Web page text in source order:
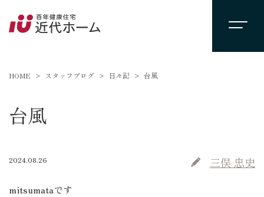
HOME スタッフブログ 日々記 台風
台風
2024.08.26 三俣 忠史
mitsumataです